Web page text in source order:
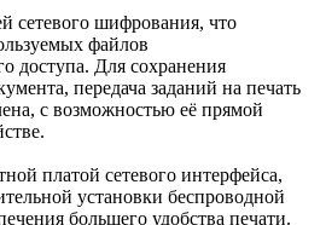
шифрования, что
файлов
доступа. Для сохранения
передача заданий на печать
с возможностью её прямой
платой сетевого интерфейса,
установки беспроводной
большего удобства печати.